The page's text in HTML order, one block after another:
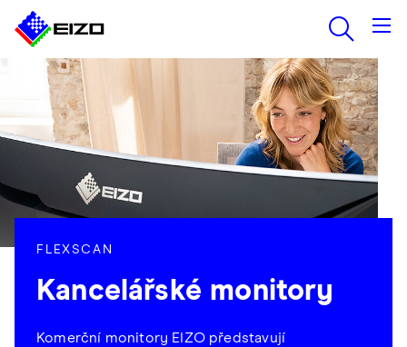
FLEXSCAN
Kancelářské monitory
Komerční monitory EIZO představují